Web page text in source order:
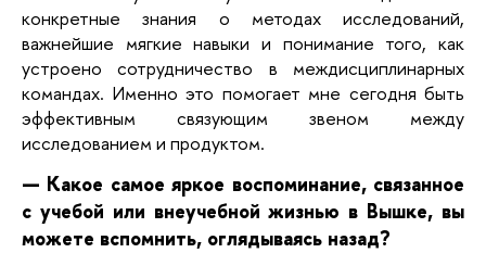
конкретные знания о методах исследований,
важнейшие мягкие навыки и понимание того, как
устроено сотрудничество в междисциплинарных
командах. Именно это помогает мне сегодня быть
эффективным связующим звеном между
исследованием и продуктом.
— Какое самое яркое воспоминание, связанное
с учебой или внеучебной жизнью в Вышке, вы
можете вспомнить, оглядываясь назад?